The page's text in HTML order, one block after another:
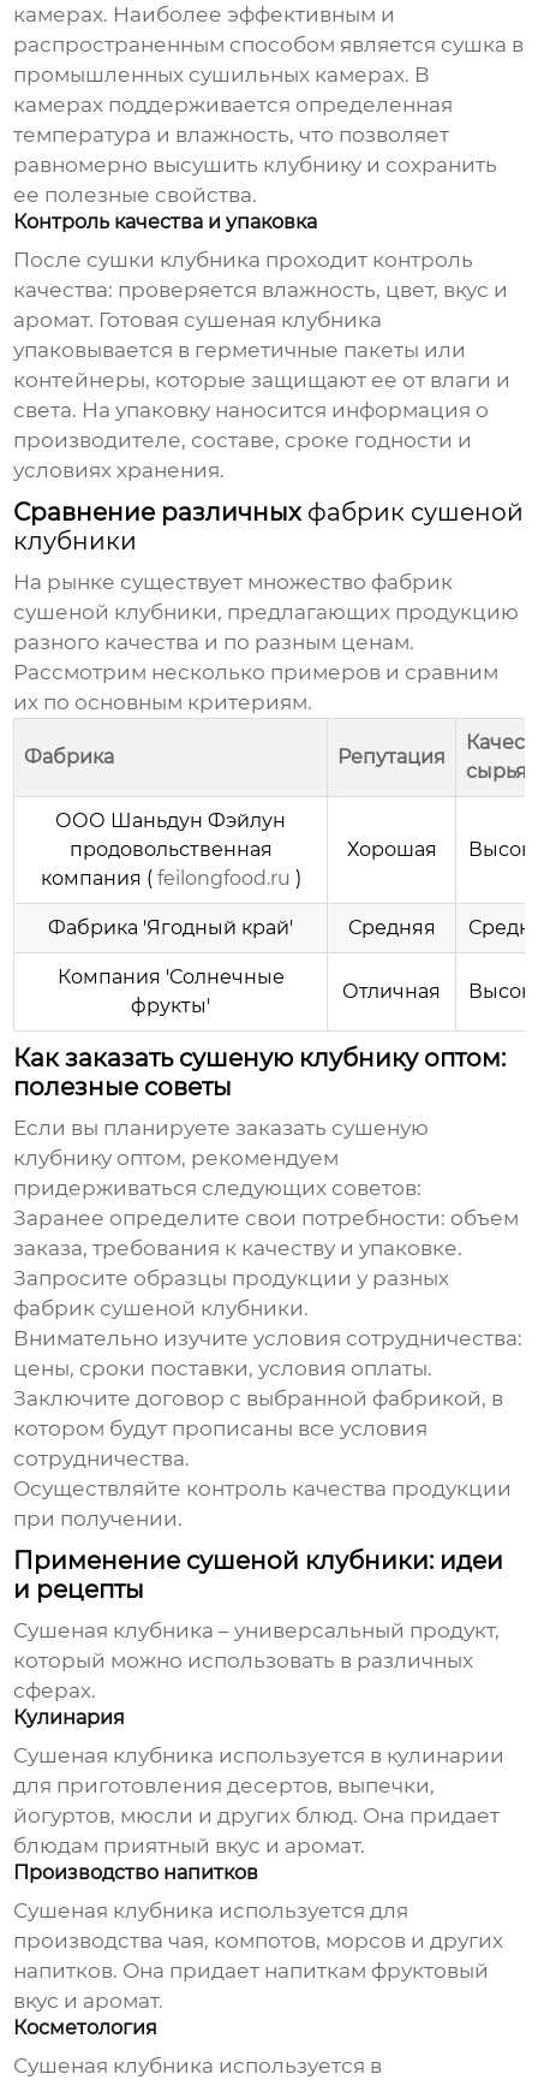
камерах. Наиболее эффективным и
распространенным способом является сушка в
промышленных сушильных камерах. В
камерах поддерживается определенная
температура и влажность, что позволяет
равномерно высушить клубнику и сохранить
ее полезные свойства.
Контроль качества и упаковка
После сушки клубника проходит контроль
качества: проверяется влажность, цвет, вкус и
аромат. Готовая сушеная клубника
упаковывается в герметичные пакеты или
контейнеры, которые защищают ее от влаги и
света. На упаковку наносится информация о
производителе, составе, сроке годности и
условиях хранения.
Сравнение различных фабрик сушеной
клубники
На рынке существует множество фабрик
сушеной клубники, предлагающих продукцию
разного качества и по разным ценам.
Рассмотрим несколько примеров и сравним
их по основным критериям.
Фабрика Репутация
сырья
ООО Шаньдун Фэйлун
продовольственная
компания ( feilongfood.ru )
Хорошая
Фабрика 'Ягодный край' Средняя
Компания 'Солнечные
фрукты'
Отличная
Как заказать сушеную клубнику оптом:
полезные советы
Если вы планируете заказать сушеную
клубнику оптом, рекомендуем
придерживаться следующих советов:
Заранее определите свои потребности: объем
заказа, требования к качеству и упаковке.
Запросите образцы продукции у разных
фабрик сушеной клубники.
Внимательно изучите условия сотрудничества:
цены, сроки поставки, условия оплаты.
Заключите договор с выбранной фабрикой, в
котором будут прописаны все условия
сотрудничества.
Осуществляйте контроль качества продукции
при получении.
Применение сушеной клубники: идеи
и рецепты
Сушеная клубника – универсальный продукт,
который можно использовать в различных
сферах.
Кулинария
Сушеная клубника используется в кулинарии
для приготовления десертов, выпечки,
йогуртов, мюсли и других блюд. Она придает
блюдам приятный вкус и аромат.
Производство напитков
Сушеная клубника используется для
производства чая, компотов, морсов и других
напитков. Она придает напиткам фруктовый
вкус и аромат.
Косметология
Сушеная клубника используется в